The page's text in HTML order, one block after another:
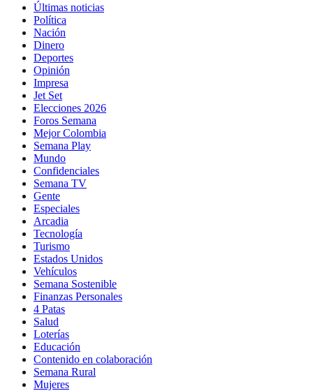
Últimas noticias
Política
Nación
Dinero
Deportes
Opinión
Impresa
Jet Set
Elecciones 2026
Foros Semana
Mejor Colombia
Semana Play
Mundo
Confidenciales
Semana TV
Gente
Especiales
Arcadia
Tecnología
Turismo
Estados Unidos
Vehículos
Semana Sostenible
Finanzas Personales
4 Patas
Salud
Loterías
Educación
Contenido en colaboración
Semana Rural
Mujeres